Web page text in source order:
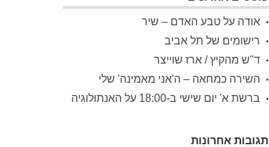
אודה על טבע האדם – שיר
רישומים של תל אביב
ד"ש מהקיץ / ארז שוייצר
השירה כמחאה – ה'אני מאמינה' שלי
ברשת א' יום שישי ב-18:00 על האנתולוגיה
תגובות אחרונות